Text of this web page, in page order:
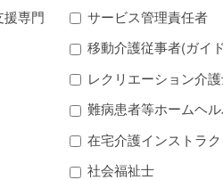
援専門
サービス管理責任者
移動介護従事者(ガイ
レクリエーション介
難病患者等ホームヘ
在宅介護インストラ
社会福祉士